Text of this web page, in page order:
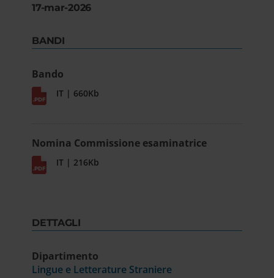
17-mar-2026
BANDI
Bando
IT | 660Kb
Nomina Commissione esaminatrice
IT | 216Kb
DETTAGLI
Dipartimento
Lingue e Letterature Straniere